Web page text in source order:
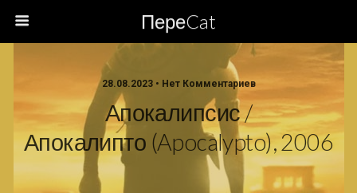
ПереCat
28.08.2023 • Нет Комментариев
Апокалипсис /
Апокалипто (Apocalypto), 2006